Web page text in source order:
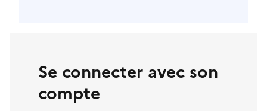
Se connecter avec son
compte